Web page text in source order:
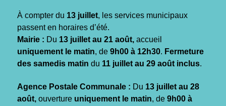
À compter du 13 juillet, les services municipaux
passent en horaires d’été.
Mairie : Du 13 juillet au 21 août, accueil
uniquement le matin, de 9h00 à 12h30. Fermeture
des samedis matin du 11 juillet au 29 août inclus.
Agence Postale Communale : Du 13 juillet au 28
août, ouverture uniquement le matin, de 9h00 à